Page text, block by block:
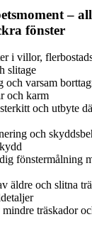
–
fönster
i villor,
slitage
och varsam
och karm
och utbyte
och
fönstermålning
äldre och slitna
träskador